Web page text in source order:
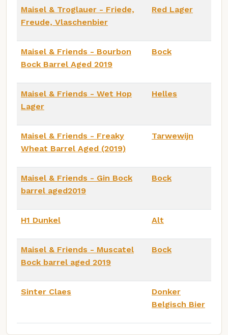
Maisel & Troglauer - Friede,
Freude, Vlaschenbier
Red Lager
Maisel & Friends - Bourbon
Bock Barrel Aged 2019
Bock
Maisel & Friends - Wet Hop
Lager
Helles
Maisel & Friends - Freaky
Wheat Barrel Aged (2019)
Tarwewijn
Maisel & Friends - Gin Bock
barrel aged2019
Bock
H1 Dunkel Alt
Maisel & Friends - Muscatel
Bock barrel aged 2019
Bock
Sinter Claes
Donker
Belgisch Bier